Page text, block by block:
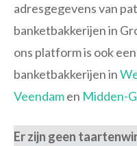
adresgegevens van
banketbakkerijen in
ons platform is ook
banketbakkerijen in
Veendamen Midden-
Er zijn geen